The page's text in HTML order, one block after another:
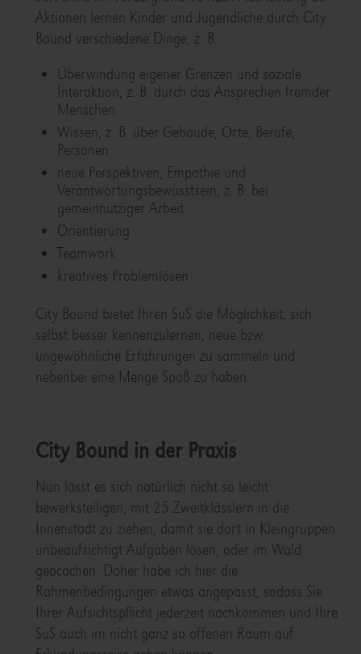
Aktionen lernen Kinder und Jugendliche durch City
Bound verschiedene Dinge, z. B.:
Überwindung eigener Grenzen und soziale
Interaktion, z. B. durch das Ansprechen fremder
Menschen
Wissen, z. B. über Gebäude, Orte, Berufe,
Personen
neue Perspektiven, Empathie und
Verantwortungsbewusstsein, z. B. bei
gemeinnütziger Arbeit
Orientierung
Teamwork
kreatives Problemlösen
City Bound bietet Ihren SuS die Möglichkeit, sich
selbst besser kennenzulernen, neue bzw.
ungewöhnliche Erfahrungen zu sammeln und
nebenbei eine Menge Spaß zu haben.
City Bound in der Praxis
Nun lässt es sich natürlich nicht so leicht
bewerkstelligen, mit 25 Zweitklässlern in die
Innenstadt zu ziehen, damit sie dort in Kleingruppen
unbeaufsichtigt Aufgaben lösen, oder im Wald
geocachen. Daher habe ich hier die
Rahmenbedingungen etwas angepasst, sodass Sie
Ihrer Aufsichtspflicht jederzeit nachkommen und Ihre
SuS auch im nicht ganz so offenen Raum auf